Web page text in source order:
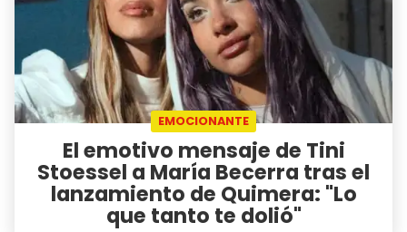
EMOCIONANTE
El emotivo mensaje de Tini
Stoessel a María Becerra tras el
lanzamiento de Quimera: "Lo
que tanto te dolió"